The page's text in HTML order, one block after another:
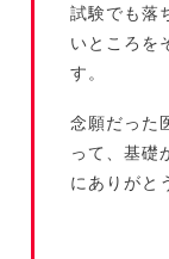
試験でも落
いところを
す。
念願だった
って、基礎
にありがと